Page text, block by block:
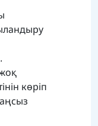
көріп